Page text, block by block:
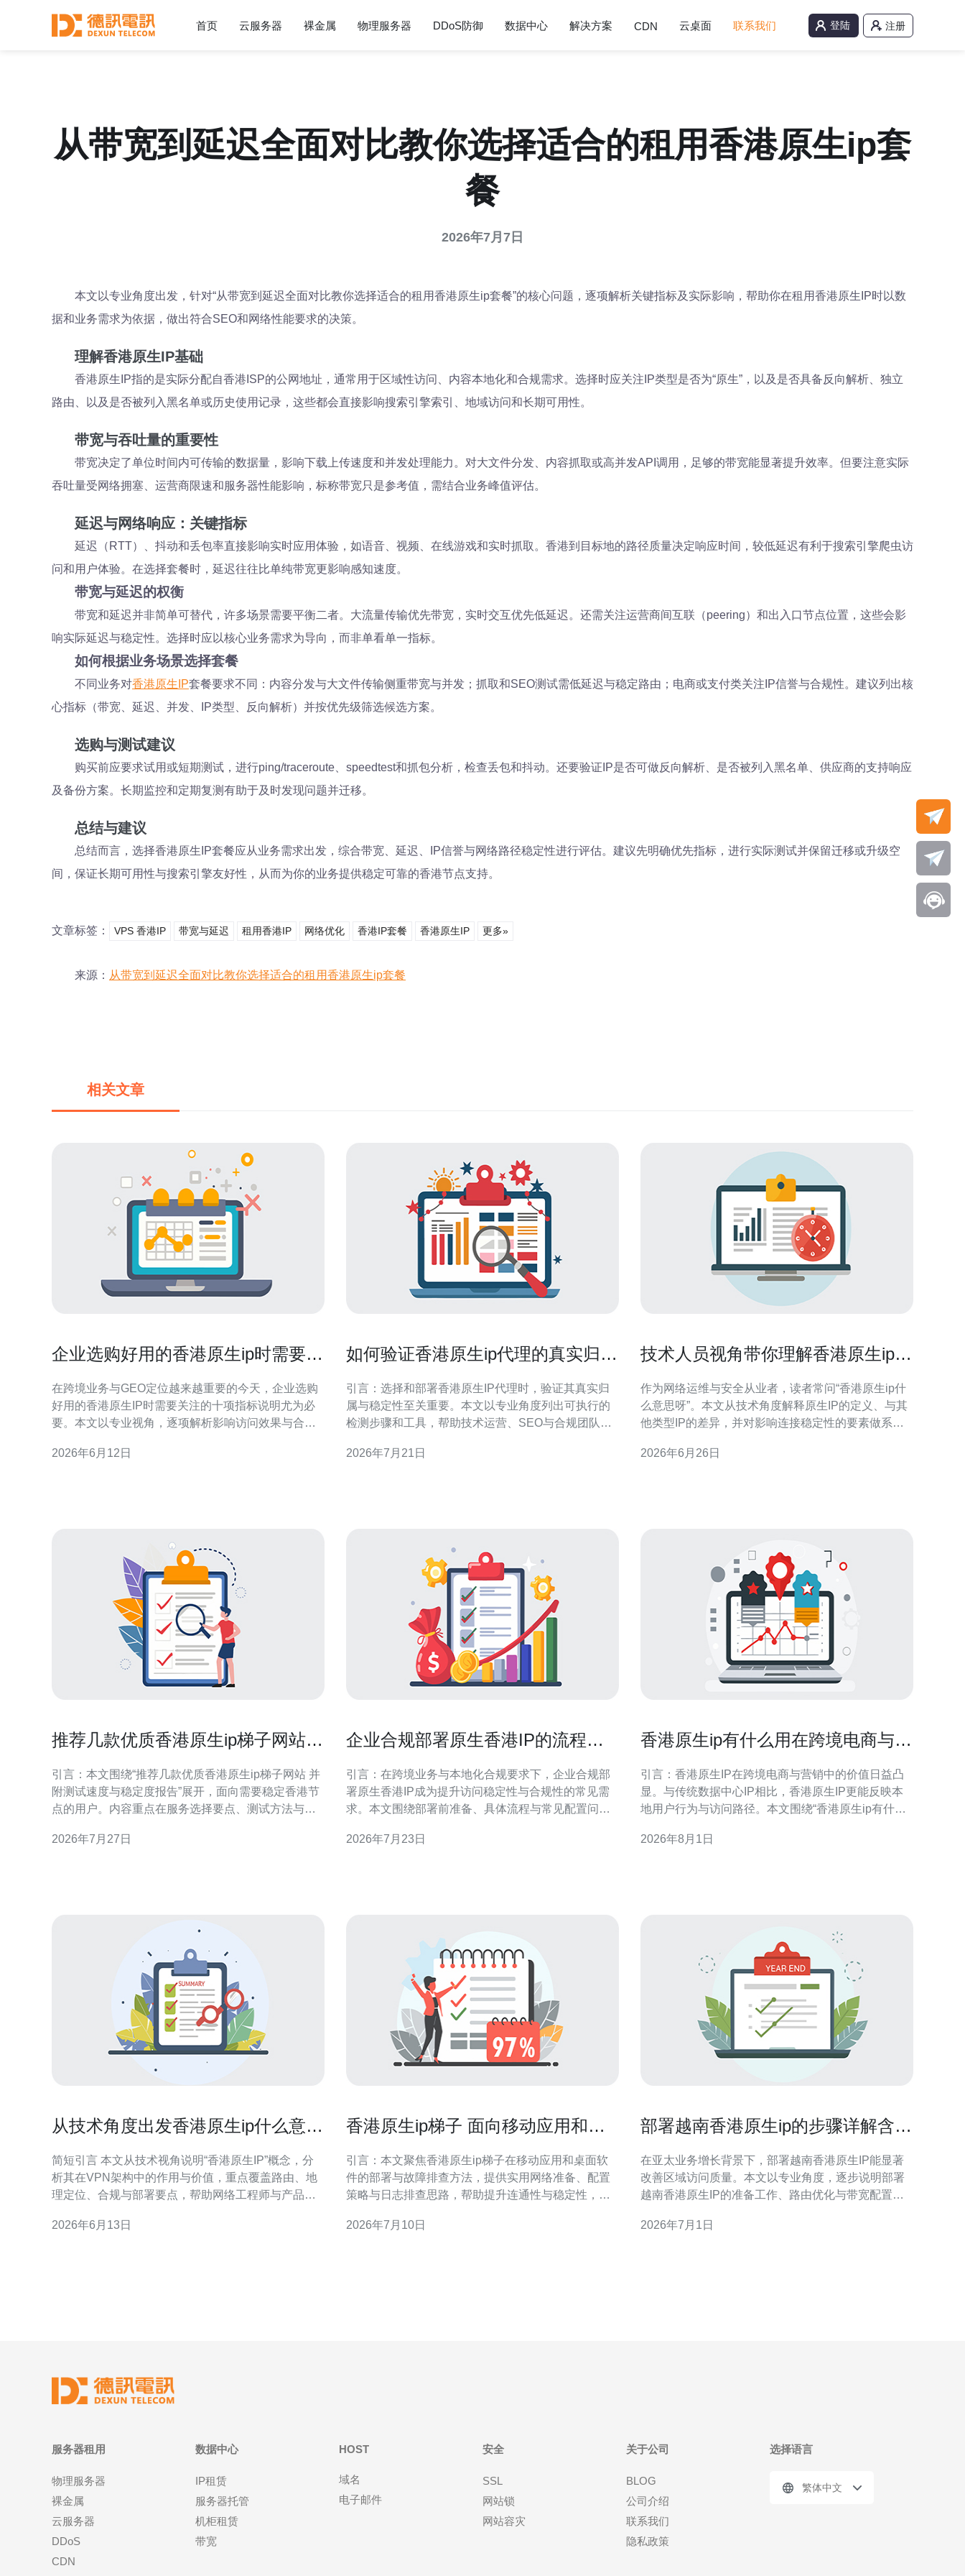
首页 云服务器 裸金属 物理服务器 DDoS防御 数据中心 解决方案 CDN 云桌面 联系我们 登陆 注册
从带宽到延迟全面对比教你选择适合的租用香港原生ip套
餐
2026年7月7日
本文以专业角度出发，针对“从带宽到延迟全面对比教你选择适合的租用香港原生ip套餐”的核心问题，逐项解析关键指标及实际影响，帮助你在租用香港原生IP时以数
据和业务需求为依据，做出符合SEO和网络性能要求的决策。
理解香港原生IP基础
香港原生IP指的是实际分配自香港ISP的公网地址，通常用于区域性访问、内容本地化和合规需求。选择时应关注IP类型是否为“原生”，以及是否具备反向解析、独立
路由、以及是否被列入黑名单或历史使用记录，这些都会直接影响搜索引擎索引、地域访问和长期可用性。
带宽与吞吐量的重要性
带宽决定了单位时间内可传输的数据量，影响下载上传速度和并发处理能力。对大文件分发、内容抓取或高并发API调用，足够的带宽能显著提升效率。但要注意实际
吞吐量受网络拥塞、运营商限速和服务器性能影响，标称带宽只是参考值，需结合业务峰值评估。
延迟与网络响应：关键指标
延迟（RTT）、抖动和丢包率直接影响实时应用体验，如语音、视频、在线游戏和实时抓取。香港到目标地的路径质量决定响应时间，较低延迟有利于搜索引擎爬虫访
问和用户体验。在选择套餐时，延迟往往比单纯带宽更影响感知速度。
带宽与延迟的权衡
带宽和延迟并非简单可替代，许多场景需要平衡二者。大流量传输优先带宽，实时交互优先低延迟。还需关注运营商间互联（peering）和出入口节点位置，这些会影
响实际延迟与稳定性。选择时应以核心业务需求为导向，而非单看单一指标。
如何根据业务场景选择套餐
不同业务对香港原生IP套餐要求不同：内容分发与大文件传输侧重带宽与并发；抓取和SEO测试需低延迟与稳定路由；电商或支付类关注IP信誉与合规性。建议列出核
心指标（带宽、延迟、并发、IP类型、反向解析）并按优先级筛选候选方案。
选购与测试建议
购买前应要求试用或短期测试，进行ping/traceroute、speedtest和抓包分析，检查丢包和抖动。还要验证IP是否可做反向解析、是否被列入黑名单、供应商的支持响应
及备份方案。长期监控和定期复测有助于及时发现问题并迁移。
总结与建议
总结而言，选择香港原生IP套餐应从业务需求出发，综合带宽、延迟、IP信誉与网络路径稳定性进行评估。建议先明确优先指标，进行实际测试并保留迁移或升级空
间，保证长期可用性与搜索引擎友好性，从而为你的业务提供稳定可靠的香港节点支持。
文章标签： VPS 香港IP 带宽与延迟 租用香港IP 网络优化 香港IP套餐 香港原生IP 更多»
来源： 从带宽到延迟全面对比教你选择适合的租用香港原生ip套餐
相关文章
企业选购好用的香港原生ip时需要关
在跨境业务与GEO定位越来越重要的今天，企业选购
好用的香港原生IP时需要关注的十项指标说明尤为必
要。本文以专业视角，逐项解析影响访问效果与合规
断。 1. 地理位置与IP定位准确性 地理位置与IP定位准
2026年6月12日
如何验证香港原生ip代理的真实归属
引言：选择和部署香港原生IP代理时，验证其真实归
属与稳定性至关重要。本文以专业角度列出可执行的
检测步骤和工具，帮助技术运营、SEO与合规团队判
策可信度与风险控制。 为什么要验证香港原生IP代理
2026年7月21日
技术人员视角带你理解香港原生ip什
作为网络运维与安全从业者，读者常问“香港原生ip什
么意思呀”。本文从技术角度解释原生IP的定义、与其
他类型IP的差异，并对影响连接稳定性的要素做系统
优化。文章兼顾GEO和SEO需求，便于站点定位与流
2026年6月26日
推荐几款优质香港原生ip梯子网站
引言：本文围绕“推荐几款优质香港原生ip梯子网站 并
附测试速度与稳定度报告”展开，面向需要稳定香港节
点的用户。内容重点在服务选择要点、测试方法与示
择香港原生IP梯子时的关键指标 选择时应关注：是否
2026年7月27日
企业合规部署原生香港IP的流程与
引言：在跨境业务与本地化合规要求下，企业合规部
署原生香港IP成为提升访问稳定性与合规性的常见需
求。本文围绕部署前准备、具体流程与常见配置问题
团队协同推进。 为什么选择原生香港IP进行合规部署
2026年7月23日
香港原生ip有什么用在跨境电商与营
引言：香港原生IP在跨境电商与营销中的价值日益凸
显。与传统数据中心IP相比，香港原生IP更能反映本
地用户行为与访问路径。本文围绕“香港原生ip有什么
途、技术实现、合规要点与优化建议，帮助运营和市
2026年8月1日
从技术角度出发香港原生ip什么意思
简短引言 本文从技术视角说明“香港原生IP”概念，分
析其在VPN架构中的作用与价值，重点覆盖路由、地
理定位、合规与部署要点，帮助网络工程师与产品决
港原生IP通常指分配自香港本地电信或托管提供商的
2026年6月13日
香港原生ip梯子 面向移动应用和桌
引言：本文聚焦香港原生ip梯子在移动应用和桌面软
件的部署与故障排查方法，提供实用网络准备、配置
策略与日志排查思路，帮助提升连通性与稳定性，适
子及其主要优势 香港原生IP梯子通常指直接由香港IP
2026年7月10日
部署越南香港原生ip的步骤详解含路
在亚太业务增长背景下，部署越南香港原生IP能显著
改善区域访问质量。本文以专业角度，逐步说明部署
越南香港原生IP的准备工作、路由优化与带宽配置要
化。 部署越南香港原生IP前的准备 部署越南香港原生
2026年7月1日
服务器租用
物理服务器
裸金属
云服务器
DDoS
CDN
数据中心
IP租赁
服务器托管
机柜租赁
带宽
HOST
域名
电子邮件
安全
SSL
网站锁
网站容灾
关于公司
BLOG
公司介绍
联系我们
隐私政策
选择语言
繁体中文